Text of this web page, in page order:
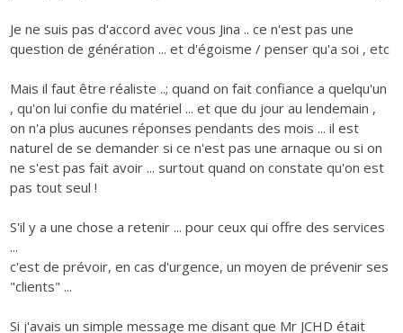
Je ne suis pas d'accord avec vous Jina .. ce n'est pas une
question de génération ... et d'égoisme / penser qu'a soi , etc
Mais il faut être réaliste ..; quand on fait confiance a quelqu'un
, qu'on lui confie du matériel ... et que du jour au lendemain ,
on n'a plus aucunes réponses pendants des mois ... il est
naturel de se demander si ce n'est pas une arnaque ou si on
ne s'est pas fait avoir ... surtout quand on constate qu'on est
pas tout seul !
S'il y a une chose a retenir ... pour ceux qui offre des services
...
c'est de prévoir, en cas d'urgence, un moyen de prévenir ses
"clients" ...
Si j'avais un simple message me disant que Mr JCHD était